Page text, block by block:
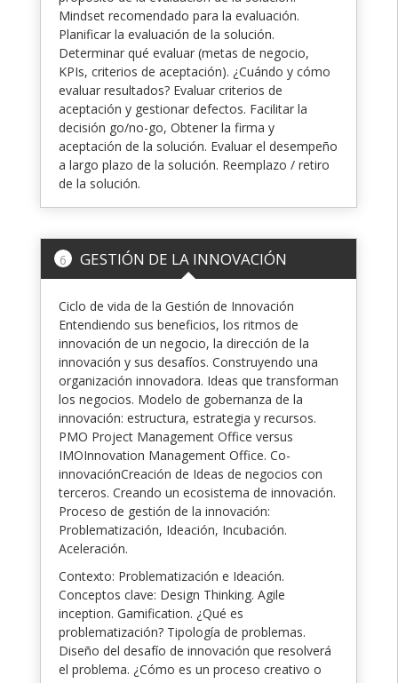
Mindset recomendado para la evaluación.
Planificar la evaluación de la solución.
Determinar qué evaluar (metas de negocio,
KPIs, criterios de aceptación). ¿Cuándo y cómo
evaluar resultados? Evaluar criterios de
aceptación y gestionar defectos. Facilitar la
decisión go/no-go, Obtener la firma y
aceptación de la solución. Evaluar el desempeño
a largo plazo de la solución. Reemplazo / retiro
de la solución.
6 GESTIÓN DE LA INNOVACIÓN
Ciclo de vida de la Gestión de Innovación
Entendiendo sus beneficios, los ritmos de
innovación de un negocio, la dirección de la
innovación y sus desafíos. Construyendo una
organización innovadora. Ideas que transforman
los negocios. Modelo de gobernanza de la
innovación: estructura, estrategia y recursos.
PMO Project Management Office versus
IMOInnovation Management Office. Co-
innovaciónCreación de Ideas de negocios con
terceros. Creando un ecosistema de innovación.
Proceso de gestión de la innovación:
Problematización, Ideación, Incubación.
Aceleración.
Contexto: Problematización e Ideación.
Conceptos clave: Design Thinking. Agile
inception. Gamification. ¿Qué es
problematización? Tipología de problemas.
Diseño del desafío de innovación que resolverá
el problema. ¿Cómo es un proceso creativo o